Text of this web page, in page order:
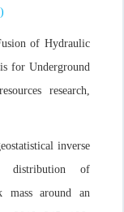
of Hydraulic
for Underground
research,
inverse
distribution of
mass around an